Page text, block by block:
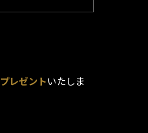
レゼントいたしま